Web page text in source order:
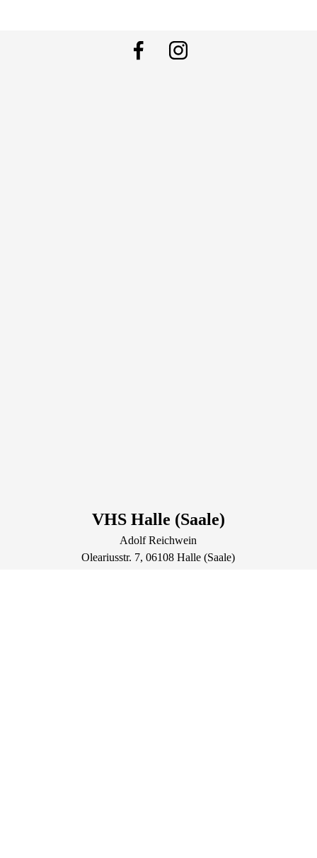
VHS Halle (Saale)
Adolf Reichwein
Oleariusstr. 7, 06108Halle (Saale)